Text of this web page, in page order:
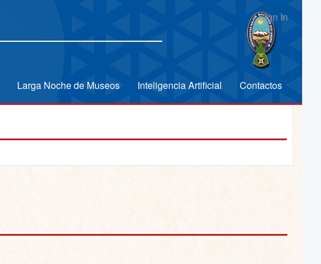
Sign In
Larga Noche de Museos Inteligencia Artificial Contactos